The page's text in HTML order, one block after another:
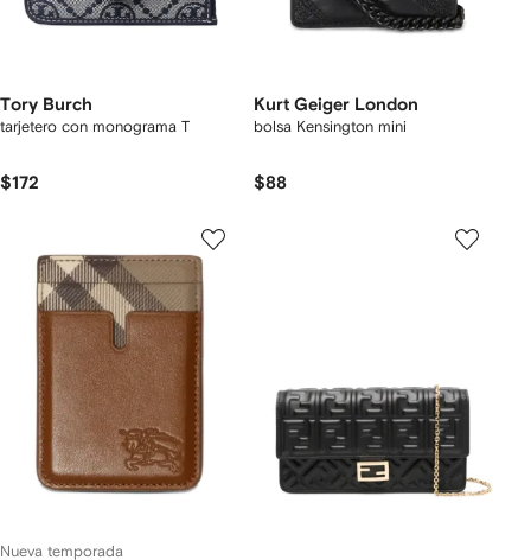
Tory Burch
tarjetero con monograma T
$172
Kurt Geiger London
bolsa Kensington mini
$88
Nueva temporada